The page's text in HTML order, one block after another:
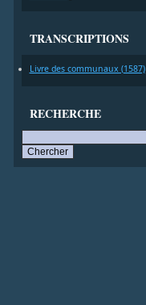
TRANSCRIPTIONS
Livre des communaux (1587)
RECHERCHE